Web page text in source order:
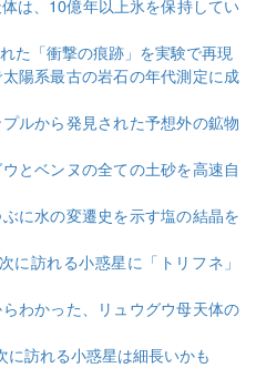
は、10億年以上氷を保持してい
た「衝撃の痕跡」を実験で再現
陽系最古の岩石の年代測定に成
ルから発見された予想外の鉱物
とベンヌの全ての土砂を高速自
に水の変遷史を示す塩の結晶を
に訪れる小惑星に「トリフネ」
らわかった、リュウグウ母天体の
に訪れる小惑星は細長いかも